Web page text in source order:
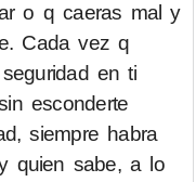
o q caeras mal y
Cada vez q
en ti
esconderte
siempre habra
quien sabe, a lo